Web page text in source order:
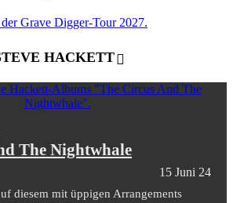
HACKETT
The Nightwhale
15 Juni 24
diesem mit üppigen Arrangements